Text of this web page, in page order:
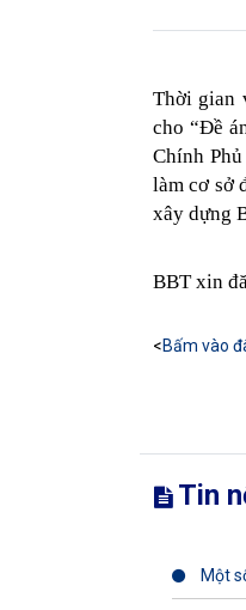
Thời gian
cho “Đề
Chính Phủ
làm cơ sở
xây dựng
BBT xin
<Bấm vào
Tin
Một